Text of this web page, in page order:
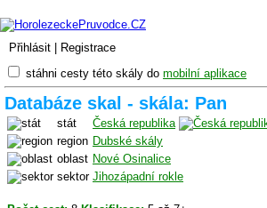
Přihlásit Registrace
stáhni cesty této skály do mobilní aplikace
Databáze skal - skála: Pan
stát
Česká republika
region Dubské skály
oblast Nové Osinalice
sektor Jihozápadní rokle